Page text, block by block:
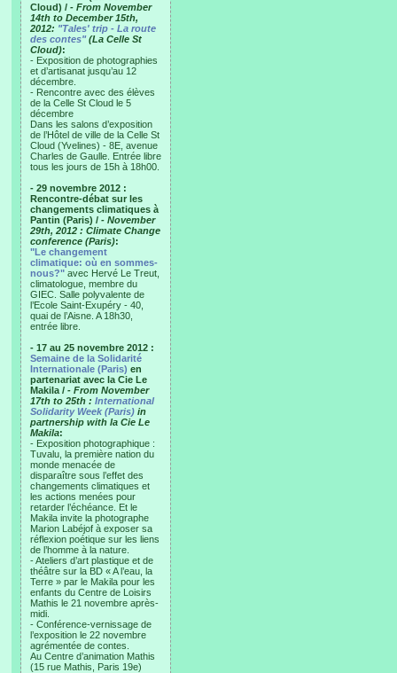
Cloud) / - From November
14th to December 15th,
2012: "Tales' trip - La route
des contes"(La Celle St
Cloud):
- Exposition de photographies
et d’artisanat jusqu’au 12
décembre.
- Rencontre avec des élèves
de la Celle St Cloud le 5
décembre
Dans les salons d’exposition
de l’Hôtel de ville de la Celle St
Cloud (Yvelines) - 8E, avenue
Charles de Gaulle. Entrée libre
tous les jours de 15h à 18h00.
- 29 novembre 2012 :
Rencontre-débat sur les
changements climatiques à
Pantin (Paris) / - November
29th, 2012 : Climate Change
conference (Paris):
"Le changement
climatique: où en sommes-
nous?" avec Hervé Le Treut,
climatologue, membre du
GIEC. Salle polyvalente de
l’Ecole Saint-Exupéry - 40,
quai de l’Aisne. A 18h30,
entrée libre.
- 17 au 25 novembre 2012 :
Semaine de la Solidarité
Internationale (Paris) en
partenariat avec la Cie Le
Makila / - From November
17th to 25th : International
Solidarity Week (Paris) in
partnership with la Cie Le
Makila:
- Exposition photographique :
Tuvalu, la première nation du
monde menacée de
disparaître sous l’effet des
changements climatiques et
les actions menées pour
retarder l’échéance. Et le
Makila invite la photographe
Marion Labéjof à exposer sa
réflexion poétique sur les liens
de l’homme à la nature.
- Ateliers d’art plastique et de
théâtre sur la BD « A l’eau, la
Terre » par le Makila pour les
enfants du Centre de Loisirs
Mathis le 21 novembre après-
midi.
- Conférence-vernissage de
l’exposition le 22 novembre
agrémentée de contes.
Au Centre d’animation Mathis
(15 rue Mathis, Paris 19e)